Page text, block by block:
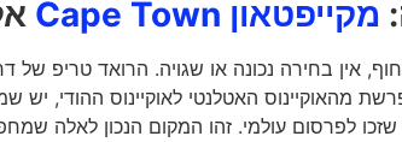
מקייפטאון Cape Town
שזכו לפרסום עולמי. זהו המקום הנכון